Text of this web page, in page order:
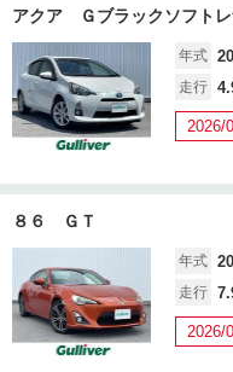
アクア Ｇブラックソフト
年式
走行
2026/
８６ ＧＴ
年式
走行
2026/